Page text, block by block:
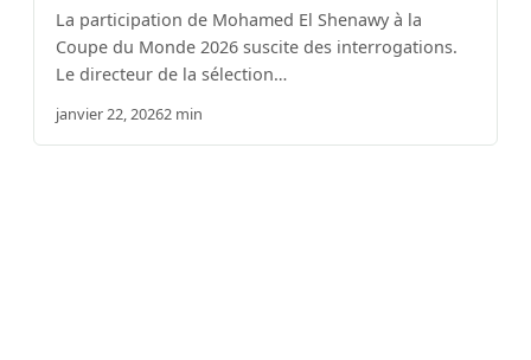
La participation de Mohamed El Shenawy à la
Coupe du Monde 2026 suscite des interrogations.
Le directeur de la sélection…
janvier 22, 20262 min